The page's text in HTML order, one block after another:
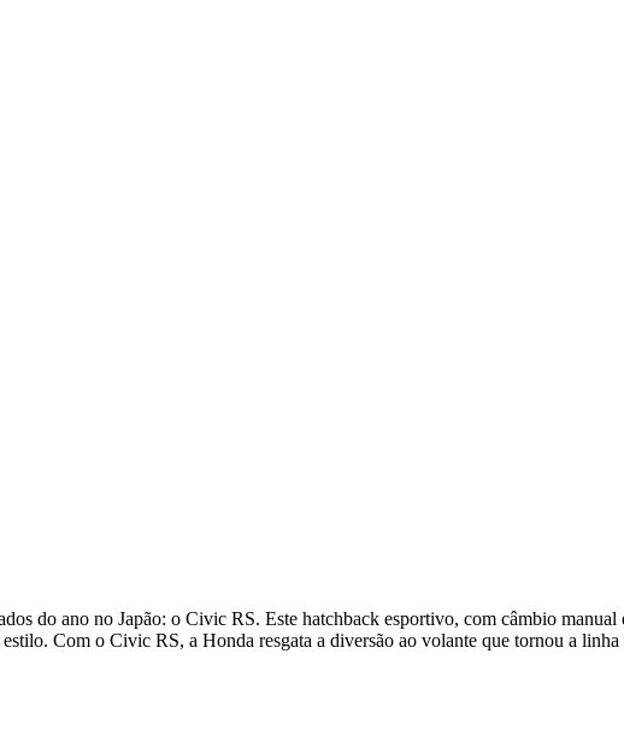
do ano no Japão: o Civic RS. Este hatchback esportivo, com câmbio
Com o Civic RS, a Honda resgata a diversão ao volante que tornou a